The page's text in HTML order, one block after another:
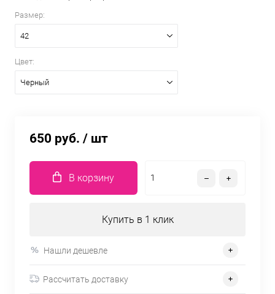
Размер:
42
Цвет:
Черный
650 руб. / шт
В корзину
Купить в 1 клик
Нашли дешевле
Рассчитать доставку